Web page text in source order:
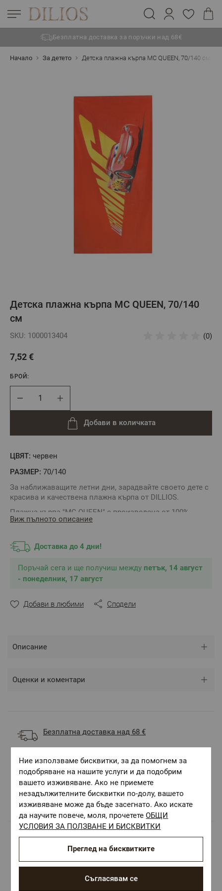
Безплатна доставка за поръчки над 68€
Начало За детето Детска плажна кърпа МC QUEEN, 70/140 см
Детска плажна кърпа МC QUEEN, 70/140
см
SKU: 1000013404 (0)
7,52 €
ЦВЯТ: червен
РАЗМЕР: 70/140
За наближаващите летни дни, зарадвайте своето дете с
красива и качествена плажна кърпа от DILLIOS.
Плажна кърпа "MC QUEEN" е произведена от 100%
високакечствен памук с отлична попиваемост.
полепване на пясък. Ярки, устойчиви цветове и
Състав:100% памук, 320 г/м
Виж пълното описание
Доставка до 4 дни!
Поръчай сега и ще получиш между петък, 14 август
- понеделник, 17 август
БРОЙ:
Добави в количката
Добави в любими Сподели
Описание
Оценки и коментари
Безплатна доставка над 68 €
Текстилни материали, безопасни за Вашето
здраве
Авторски десени.
Цветове и десени за всеки вкус и стил
Популярни в тази категория
Ние използваме бисквитки, за да помогнем за
подобряване на нашите услуги и да подобрим
вашето изживяване. Ако не приемете
незадължителните бисквитки по-долу, вашето
изживяване може да бъде засегнато. Ако искате
да научите повече, моля, прочететеОБЩИ
УСЛОВИЯ ЗА ПОЛЗВАНЕ И БИСКВИТКИ
Съгласявам се
Преглед на бисквитките